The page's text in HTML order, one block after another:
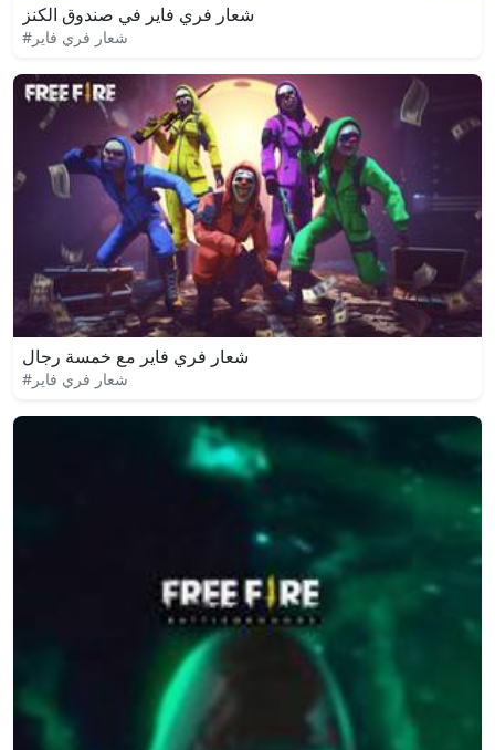
شعار فري فاير في صندوق الكنز
#شعار فري فاير
شعار فري فاير مع خمسة رجال
#شعار فري فاير